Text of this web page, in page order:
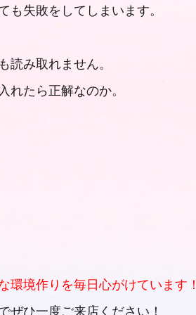
失敗をしてしまいます。
読み取れません。
たら正解なのか。
環境作りを毎日心がけています
ぜひ一度ご来店ください！